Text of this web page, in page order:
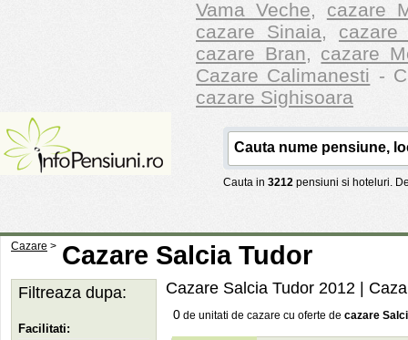
Vama Veche, cazare
cazare Sinaia, cazare
cazare Bran, cazare
Cazare Calimanesti -
cazare Sighisoara
Cauta in 3212 pensiuni si hoteluri.
Cazare > Cazare Salcia Tudor
Cazare Salcia Tudor 2012 |
0 de unitati de cazare cu oferte de cazare
Filtreaza dupa:
Facilitati: